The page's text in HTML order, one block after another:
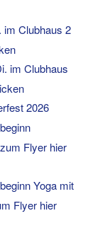
im Clubhaus 2
im Clubhaus
2026
Flyer hier
Yoga mit
Flyer hier